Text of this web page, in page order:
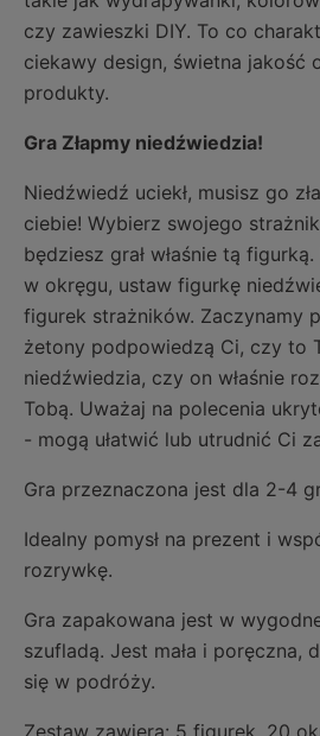
czy zawieszki DIY. To co
ciekawy design, świetna jakość
produkty.
Gra Złapmy niedźwiedzia!
Niedźwiedź uciekł, musisz go
ciebie! Wybierz swojego
będziesz grał właśnie tą
w okręgu, ustaw figurkę
figurek strażników. Zaczynamy
żetony podpowiedzą Ci, czy to
niedźwiedzia, czy on właśnie
Tobą. Uważaj na polecenia
- mogą ułatwić lub utrudnić Ci
Gra przeznaczona jest dla 2-4
Idealny pomysł na prezent i
rozrywkę.
Gra zapakowana jest w
szufladą. Jest mała i poręczna,
się w podróży.
Zestaw zawiera: 5 figurek, 20